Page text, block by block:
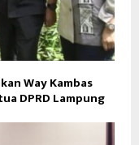
Way Kambas
DPRD Lampung